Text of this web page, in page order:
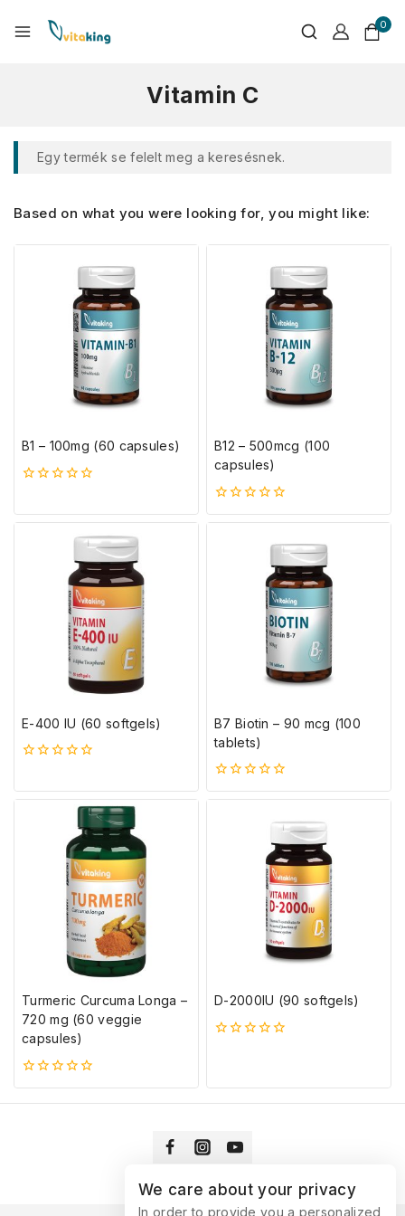
0
Vitamin C
Egy termék se felelt meg a keresésnek.
Based on what you were looking for, you might like:
B1 – 100mg (60 capsules)
ből
B12 – 500mcg (100
capsules)
0
5-
E-400 IU (60 softgels)
ből
B7 Biotin – 90 mcg (100
tablets)
0
5-
Turmeric Curcuma Longa –
720 mg (60 veggie
capsules)
0
5-
D-2000IU (90 softgels)
We care about your privacy
In order to provide you a personalized